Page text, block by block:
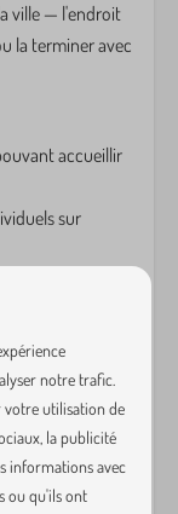
ville — l'endroit
la terminer avec
accueillir
sur
de bain est
4 feux,
et machine
également la
notre trafic.
votre utilisation de
la publicité
informations avec
ou qu'ils ont